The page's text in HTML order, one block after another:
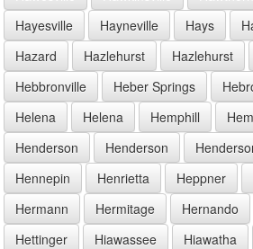
Hayesville
Hayneville Hays
Hazard
Hazlehurst Hazlehurst
Hebbronville
Heber Springs
Helena
Helena Hemphill
Henderson
Henderson
Hennepin
Henrietta Heppner
Hermann
Hermitage Hernando
Hettinger
Hiawassee Hiawatha